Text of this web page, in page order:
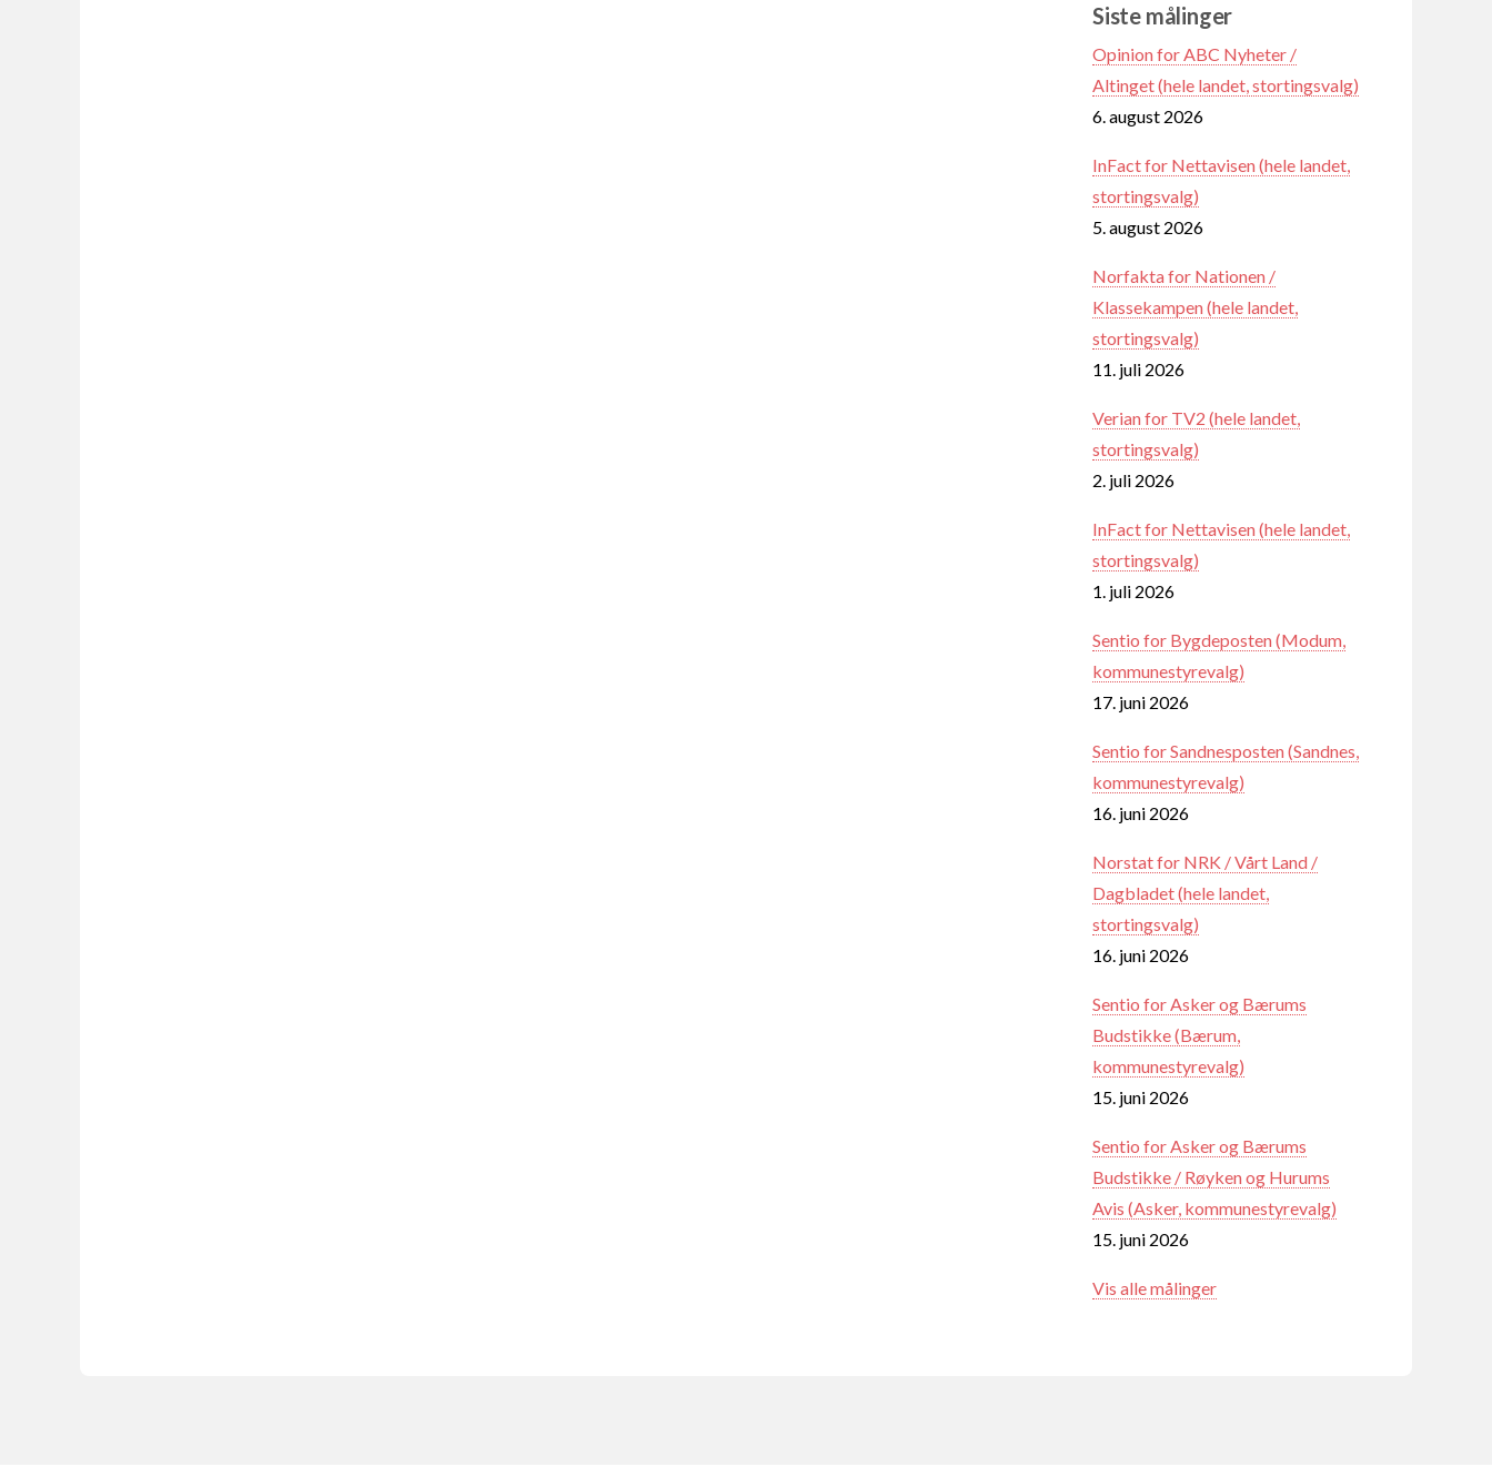
Siste målinger
Opinion for ABC Nyheter /
Altinget (hele landet, stortingsvalg)
6. august 2026
InFact for Nettavisen (hele landet,
stortingsvalg)
5. august 2026
Norfakta for Nationen /
Klassekampen (hele landet,
stortingsvalg)
11. juli 2026
Verian for TV2 (hele landet,
stortingsvalg)
2. juli 2026
InFact for Nettavisen (hele landet,
stortingsvalg)
1. juli 2026
Sentio for Bygdeposten (Modum,
kommunestyrevalg)
17. juni 2026
Sentio for Sandnesposten (Sandnes,
kommunestyrevalg)
16. juni 2026
Norstat for NRK / Vårt Land /
Dagbladet (hele landet,
stortingsvalg)
16. juni 2026
Sentio for Asker og Bærums
Budstikke (Bærum,
kommunestyrevalg)
15. juni 2026
Sentio for Asker og Bærums
Budstikke / Røyken og Hurums
Avis (Asker, kommunestyrevalg)
15. juni 2026
Vis alle målinger